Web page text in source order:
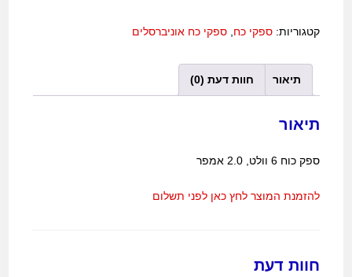
קטגוריות:ספקי כח ,ספקי כח אוניברסלים
תיאור חוות דעת (0)
תיאור
ספק כוח 6 וולט, 2.0 אמפר
להזמנת המוצר לחץ כאן לפני תשלום
חוות דעת